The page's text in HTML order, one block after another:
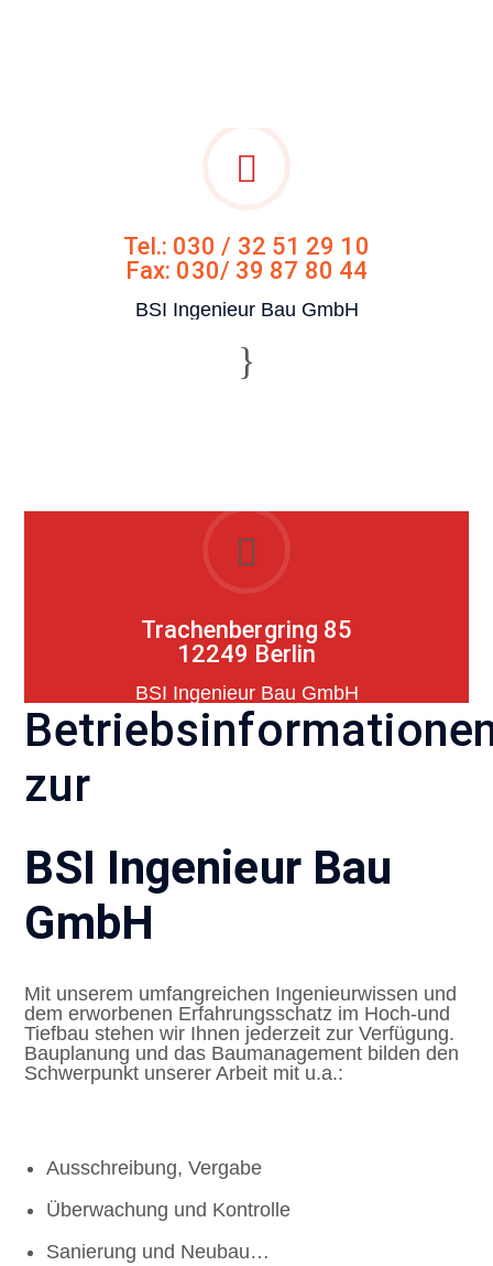
Tel.: 030 / 32 51 29 10
Fax: 030/ 39 87 80 44
BSI Ingenieur Bau GmbH
Trachenbergring 85
12249 Berlin
BSI Ingenieur Bau GmbH
zur
BSI Ingenieur Bau
GmbH
Mit unserem umfangreichen Ingenieurwissen und
dem erworbenen Erfahrungsschatz im Hoch-und
Tiefbau stehen wir Ihnen jederzeit zur Verfügung.
Bauplanung und das Baumanagement bilden den
Schwerpunkt unserer Arbeit mit u.a.:
Ausschreibung, Vergabe
Überwachung und Kontrolle
Sanierung und Neubau…